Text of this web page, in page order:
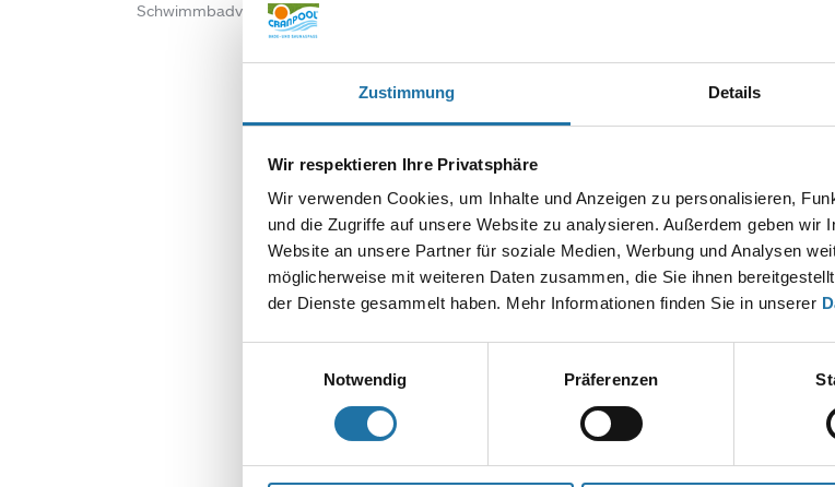
Zustimmung Details
Wir respektieren Ihre Privatsphäre
Wir verwenden Cookies, um Inhalte und Anzeigen zu personalisieren,
und die Zugriffe auf unsere Website zu analysieren. Außerdem geben wir
Website an unsere Partner für soziale Medien, Werbung und Analysen
möglicherweise mit weiteren Daten zusammen, die Sie ihnen
der Dienste gesammelt haben. Mehr Informationen finden Sie in unserer
Notwendig
Präferenzen
Schwimmbadverkleidung hat. Auch gibt es eine Leiter mit weißen Sprossen in das Pool hinein.
Autor:
SCHREIBE EINEN KOMMENTAR
Deine E-Mail-Adresse wird nicht veröffentlicht. Erforderliche
Kommentar*